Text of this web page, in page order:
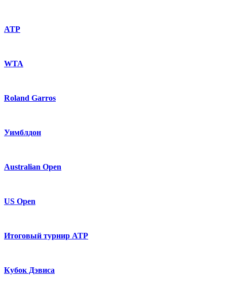
ATP
WTA
Roland Garros
Уимблдон
Australian Open
US Open
Итоговый турнир ATP
Кубок Дэвиса